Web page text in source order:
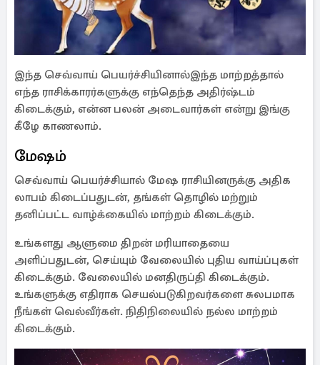
இந்த செவ்வாய் பெயர்ச்சியினால்இந்த மாற்றத்தால்
எந்த ராசிக்காரர்களுக்கு எந்தெந்த அதிர்ஷ்டம்
கிடைக்கும், என்ன பலன் அடைவார்கள் என்று இங்கு
கீழே காணலாம்.
மேஷம்
செவ்வாய் பெயர்ச்சியால் மேஷ ராசியினருக்கு அதிக
லாபம் கிடைப்பதுடன், தங்கள் தொழில் மற்றும்
தனிப்பட்ட வாழ்க்கையில் மாற்றம் கிடைக்கும்.
உங்களது ஆளுமை திறன் மரியாதையை
அளிப்பதுடன், செய்யும் வேலையில் புதிய வாய்ப்புகள்
கிடைக்கும். வேலையில் மனதிருப்தி கிடைக்கும்.
உங்களுக்கு எதிராக செயல்படுகிறவர்களை சுலபமாக
நீங்கள் வெல்வீர்கள். நிதிநிலையில் நல்ல மாற்றம்
கிடைக்கும்.